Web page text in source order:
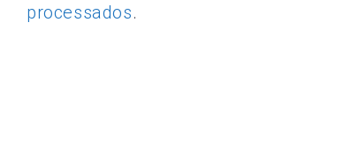
processados.